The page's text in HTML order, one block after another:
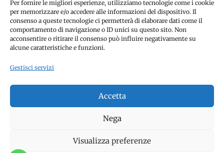
Per fornire le migliori esperienze, utilizziamo tecnologie come i cookie
per memorizzare e/o accedere alle informazioni del dispositivo. Il
consenso a queste tecnologie ci permetterà di elaborare dati come il
comportamento di navigazione o ID unici su questo sito. Non
acconsentire o ritirare il consenso può influire negativamente su
alcune caratteristiche e funzioni.
Gestisci servizi
Accetta
Nega
Visualizza preferenze
Disconoscimento
© Copyright 2012 -2026 | SPETTACOLI EVENTI - CIVITANOVA
MARCHE (MC) - Partita iva: 01907890436 | ALL RIGHTS
RESERVED | Made with ❤️ by